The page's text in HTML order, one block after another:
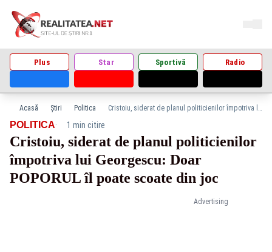
Plus Star Sportivă Radio
Acasă Știri Politica Cristoiu, siderat de planul politicienilor împotriva lui Georgescu: Doar POPORUL îl poate scoate din joc
Advertising
POLITICA· 1 min citire
Cristoiu, siderat de planul politicienilor
împotriva lui Georgescu: Doar
POPORUL îl poate scoate din joc